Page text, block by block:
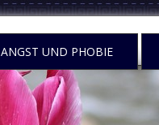
ANGST UND PHOBIE